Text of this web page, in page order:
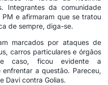
Integrantes da comunidade
e afirmaram que se tratou
de sempre, diga-se.
marcados por ataques de
carros particulares e órgãos
caso, ficou evidente a
a questão. Pareceu,
Davi contra Golias.